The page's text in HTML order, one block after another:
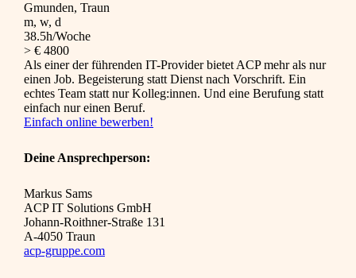
Gmunden, Traun
m, w, d
38.5h/Woche
> € 4800
Als einer der führenden IT-Provider bietet ACP mehr als nur
einen Job. Begeisterung statt Dienst nach Vorschrift. Ein
echtes Team statt nur Kolleg:innen. Und eine Berufung statt
einfach nur einen Beruf.
Einfach online bewerben!
Deine Ansprechperson:
Markus Sams
ACP IT Solutions GmbH
Johann-Roithner-Straße 131
A-4050 Traun
acp-gruppe.com